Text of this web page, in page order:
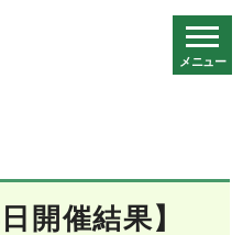
メニュー
開催結果】